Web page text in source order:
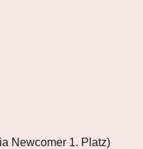
Newcomer 1. Platz)